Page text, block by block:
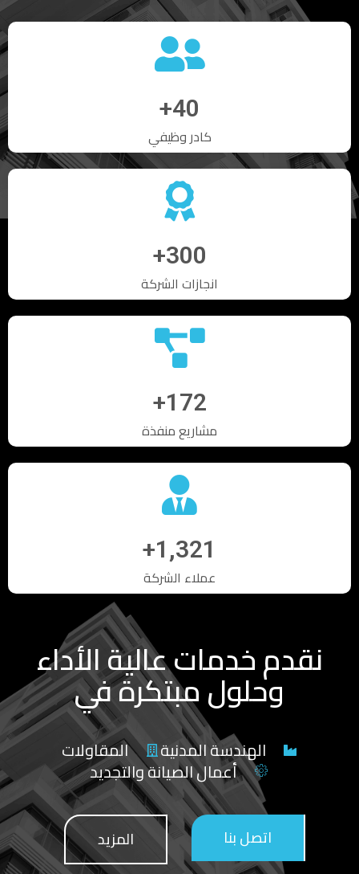
كادر وظيفي
40
+
انجازات الشركة
300
+
مشاريع منفذة
172
+
عملاء الشركة
1,321
+
نقدم خدمات عالية الأداء
وحلول مبتكرة في
الهندسة المدنية المقاولات
أعمال الصيانة والتجديد
اتصل بنا المزيد